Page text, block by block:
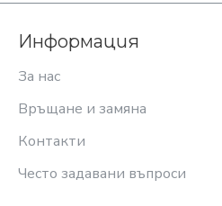
Информация
За нас
Връщане и замяна
Контакти
Често задавани въпроси